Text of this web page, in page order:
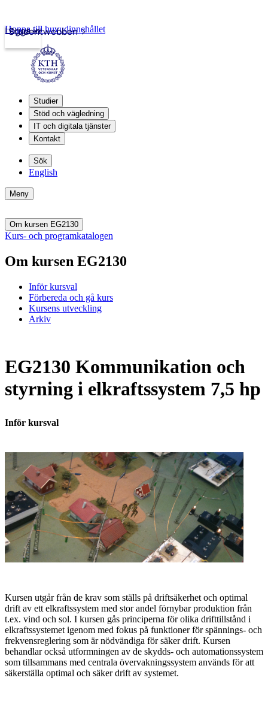
Studentwebben
Logga in
Hoppa till huvudinnehållet
Studier
Stöd och vägledning
IT och digitala tjänster
Kontakt
Sök
English
Meny
Om kursen EG2130
Kurs- och programkatalogen
Om kursen EG2130
Inför kursval
Förbereda och gå kurs
Kursens utveckling
Arkiv
EG2130 Kommunikation och
styrning i elkraftssystem 7,5 hp
Inför kursval
Kursen utgår från de krav som ställs på driftsäkerhet och optimal
drift av ett elkraftssystem med stor andel förnybar produktion från
t.ex. vind och sol. I kursen gås principerna för olika drifttillstånd i
elkraftssystemet igenom med fokus på funktioner för spännings- och
frekvensreglering som är nödvändiga för säker drift. Kursen
behandlar också utformningen av de skydds- och automationssystem
som tillsammans med centrala övervakningssystem används för att
säkerställa optimal och säker drift av systemet.